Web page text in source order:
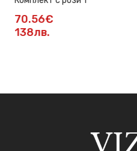
70.56€
138лв.